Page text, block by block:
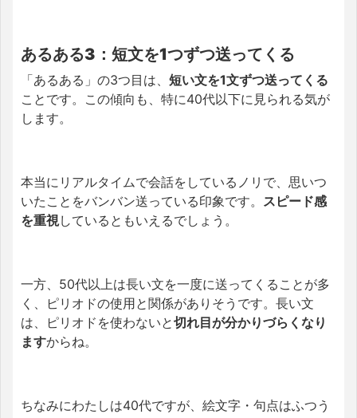
あるある3：短文を1つずつ送ってくる
「あるある」の3つ目は、 短い文を1文ずつ送ってくる
ことです。この傾向も、特に40代以下に見られる気が
します。
本当にリアルタイムで会話をしているノリで、思いつ
いたことをバンバン送っている印象です。 スピード感
を重視しているともい えるでしょう。
一方、50代以上は長い文を一度に送ってくることが多
く、ピリオドの使用と関係がありそうです。長い文
は、ピリオドを使わないと切れ目が分かりづらくなり
ますからね。
ちなみにわたしは40代ですが、絵文字・句点はふつう